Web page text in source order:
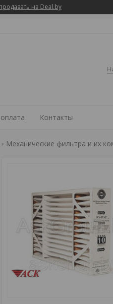
на Deal.by
Контакты
Механические фильтра и их